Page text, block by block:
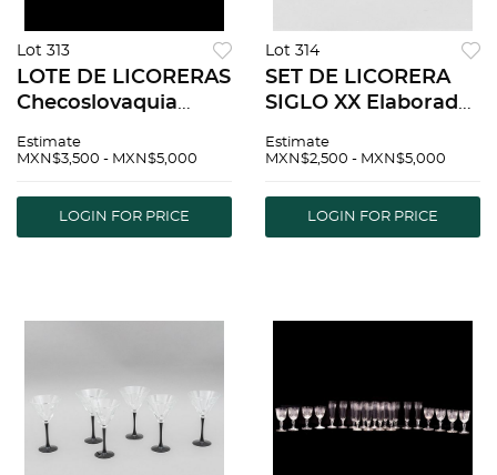
Lot 313
LOTE DE LICORERAS
Checoslovaquia
en cristal
DiseÃƒÂ±os
facetados y
Estimate
MXN$3,500 - MXN$5,000
LOGIN FOR PRICE
Lot 314
SET DE LICORERA
SIGLO XX Elaborada
Glass DiseÃƒÂ±o
DecoraciÃƒÂ³n floral
y elementos
Estimate
MXN$2,500 - MXN$5,000
LOGIN FOR PRICE